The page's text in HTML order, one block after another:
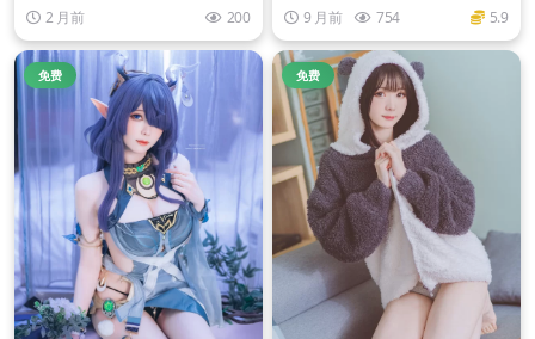
o NU[24P-124M]
2 月前 200
桃樂絲 Dorothy (NIKKE) [26
P3V-74MB]
9 月前 754 5.9
免费 免费